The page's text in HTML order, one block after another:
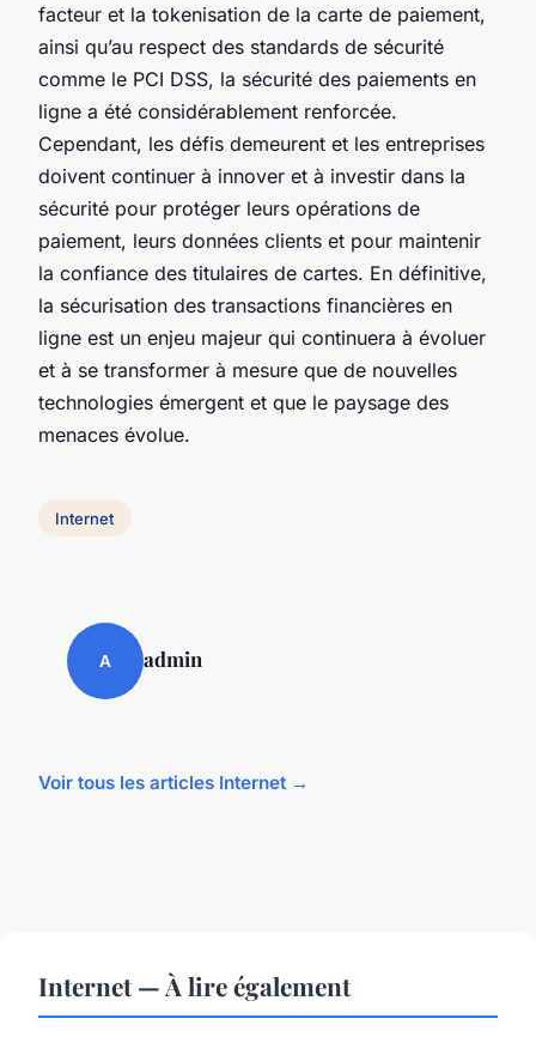
facteur et la tokenisation de la carte de paiement,
ainsi qu’au respect des standards de sécurité
comme le PCI DSS, la sécurité des paiements en
ligne a été considérablement renforcée.
Cependant, les défis demeurent et les entreprises
doivent continuer à innover et à investir dans la
sécurité pour protéger leurs opérations de
paiement, leurs données clients et pour maintenir
la confiance des titulaires de cartes. En définitive,
la sécurisation des transactions financières en
ligne est un enjeu majeur qui continuera à évoluer
et à se transformer à mesure que de nouvelles
technologies émergent et que le paysage des
menaces évolue.
Internet
A admin
Voir tous les articles Internet →
Internet — À lire également